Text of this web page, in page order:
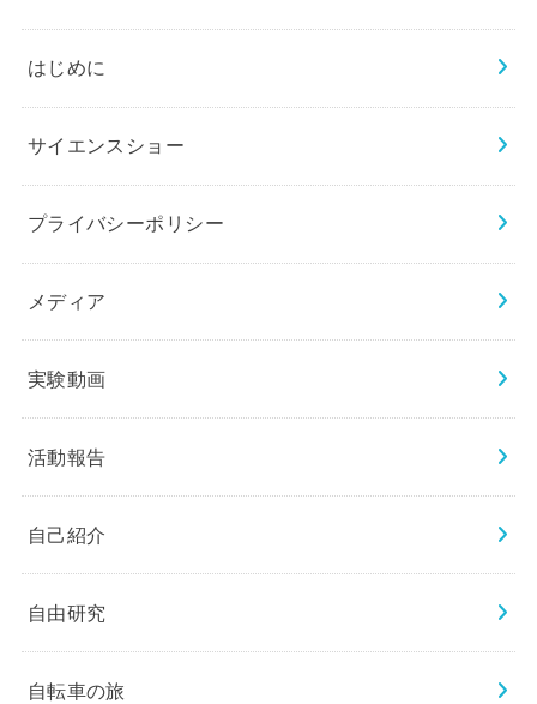
はじめに
サイエンスショー
プライバシーポリシー
メディア
実験動画
活動報告
自己紹介
自由研究
自転車の旅